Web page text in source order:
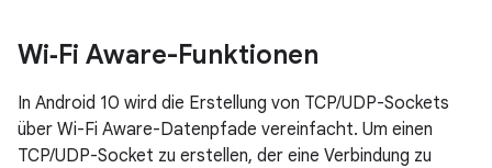
Wi‑Fi Aware-Funktionen
In Android 10 wird die Erstellung von TCP/UDP-Sockets
über Wi-Fi Aware-Datenpfade vereinfacht. Um einen
TCP/UDP-Socket zu erstellen, der eine Verbindung zu